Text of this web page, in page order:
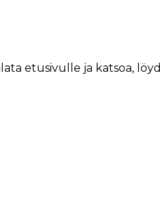
etusivulle ja katsoa,